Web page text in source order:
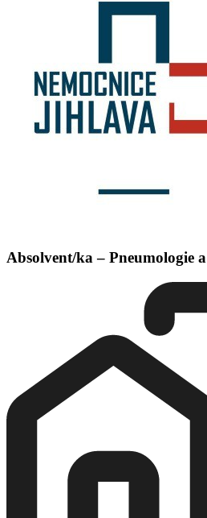
Absolvent/ka – Pneumologie